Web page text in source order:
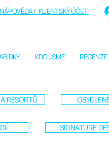
KDO JSME RECENZE
NÁPOVĚDA | KLIENTSKÝ ÚČET
RESORTŮ
SIGNATURE